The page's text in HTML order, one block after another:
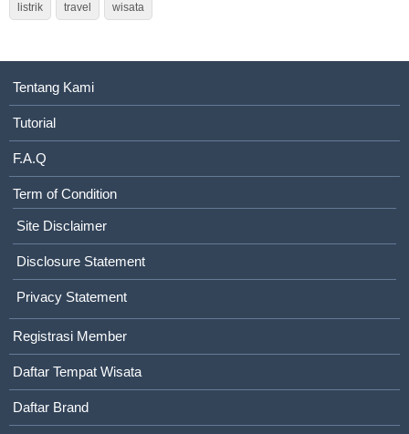
listrik travel wisata
Tentang Kami
Tutorial
F.A.Q
Term of Condition
Site Disclaimer
Disclosure Statement
Privacy Statement
Registrasi Member
Daftar Tempat Wisata
Daftar Brand